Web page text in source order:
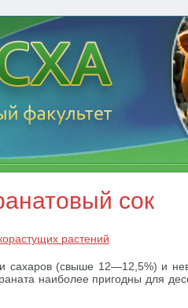
сок
растений
сахаров (свыше 12—12,5%) и
наиболее пригодны для